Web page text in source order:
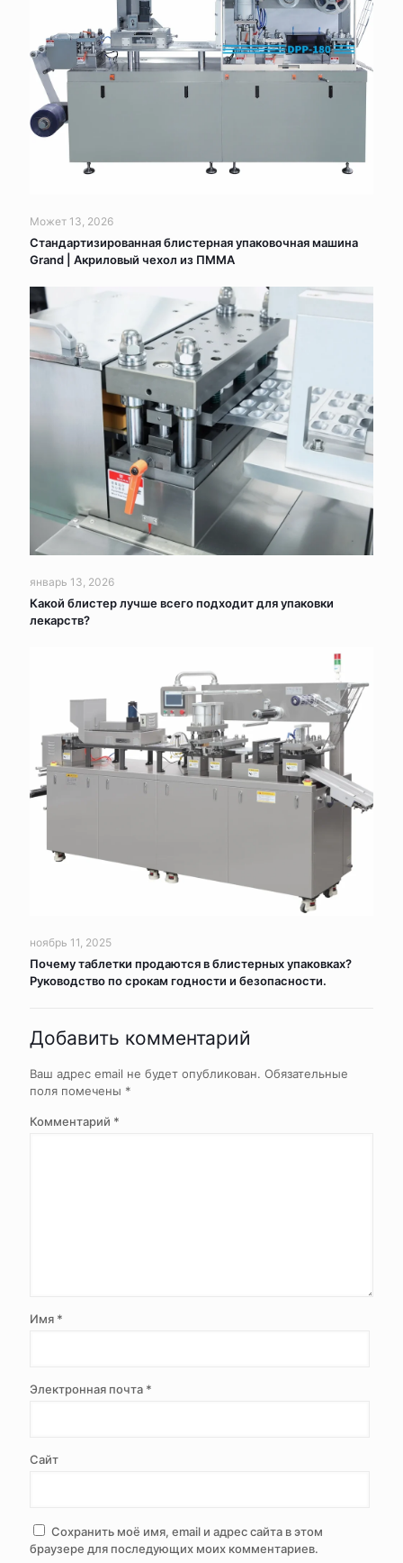
Может 13, 2026
Стандартизированная блистерная упаковочная машина
Grand | Акриловый чехол из ПММА
январь 13, 2026
Какой блистер лучше всего подходит для упаковки
лекарств?
ноябрь 11, 2025
Почему таблетки продаются в блистерных упаковках?
Руководство по срокам годности и безопасности.
Добавить комментарий
Ваш адрес email не будет опубликован. Обязательные
поля помечены *
Комментарий *
Имя *
Электронная почта *
Сайт
Сохранить моё имя, email и адрес сайта в этом
браузере для последующих моих комментариев.